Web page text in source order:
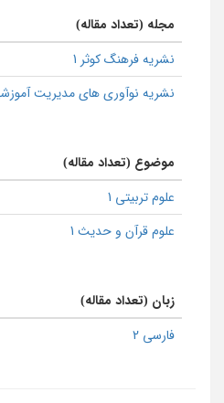
مجله (تعداد مقاله)
نشریه فرهنگ کوثر 1
نشریه نوآوری های مدیریت
موضوع (تعداد مقاله)
علوم تربیتی 1
علوم قرآن و حدیث 1
زبان (تعداد مقاله)
فارسی 2